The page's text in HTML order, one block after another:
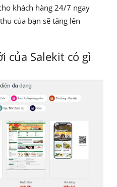
khách hàng 24/7 ngay
của bạn sẽ tăng lên
của Salekit có gì